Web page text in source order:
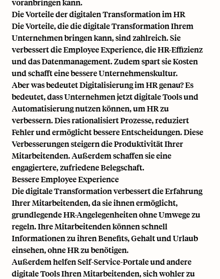
voranbringen kann.
Die Vorteile der digitalen Transformation im HR
Die Vorteile, die die digitale Transformation Ihrem
Unternehmen bringen kann, sind zahlreich. Sie
verbessert die Employee Experience, die HR-Effizienz
und das Datenmanagement. Zudem spart sie Kosten
und schafft eine bessere Unternehmenskultur.
Aber was bedeutet Digitalisierung im HR genau? Es
bedeutet, dass Unternehmen jetzt digitale Tools und
Automatisierung nutzen können, um HR zu
verbessern. Dies rationalisiert Prozesse, reduziert
Fehler und ermöglicht bessere Entscheidungen. Diese
Verbesserungen steigern die Produktivität Ihrer
Mitarbeitenden. Außerdem schaffen sie eine
engagiertere, zufriedene Belegschaft.
Bessere Employee Experience
Die digitale Transformation verbessert die Erfahrung
Ihrer Mitarbeitenden, da sie ihnen ermöglicht,
grundlegende HR-Angelegenheiten ohne Umwege zu
regeln. Ihre Mitarbeitenden können schnell
Informationen zu ihren Benefits, Gehalt und Urlaub
einsehen, ohne HR zu benötigen.
Außerdem helfen Self-Service-Portale und andere
digitale Tools Ihren Mitarbeitenden, sich wohler zu